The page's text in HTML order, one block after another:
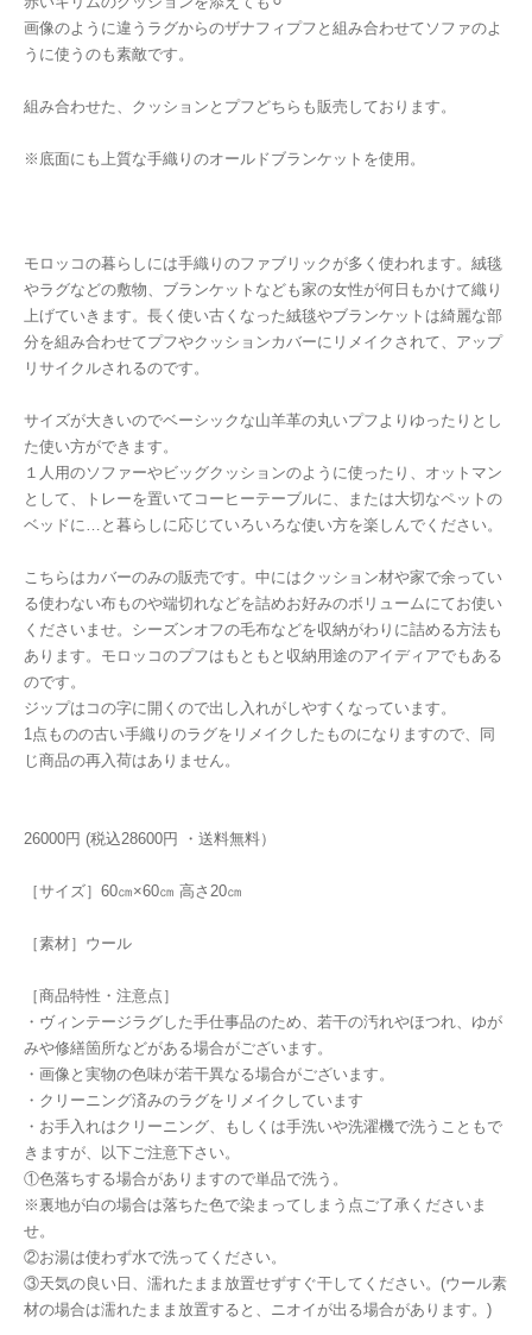
画像のように違うラグからのザナフィプフと組み合わせてソファのよ
うに使うのも素敵です。
組み合わせた、クッションとプフどちらも販売しております。
※底面にも上質な手織りのオールドブランケットを使用。
モロッコの暮らしには手織りのファブリックが多く使われます。絨毯
やラグなどの敷物、ブランケットなども家の女性が何日もかけて織り
上げていきます。長く使い古くなった絨毯やブランケットは綺麗な部
分を組み合わせてプフやクッションカバーにリメイクされて、アップ
リサイクルされるのです。
サイズが大きいのでベーシックな山羊革の丸いプフよりゆったりとし
た使い方ができます。
１人用のソファーやビッグクッションのように使ったり、オットマン
として、トレーを置いてコーヒーテーブルに、または大切なペットの
ベッドに…と暮らしに応じていろいろな使い方を楽しんでください。
こちらはカバーのみの販売です。中にはクッション材や家で余ってい
る使わない布ものや端切れなどを詰めお好みのボリュームにてお使い
くださいませ。シーズンオフの毛布などを収納がわりに詰める方法も
あります。モロッコのプフはもともと収納用途のアイディアでもある
のです。
ジップはコの字に開くので出し入れがしやすくなっています。
1点ものの古い手織りのラグをリメイクしたものになりますので、同
じ商品の再入荷はありません。
26000円 (税込28600円 ・送料無料）
［サイズ］60㎝×60㎝ 高さ20㎝
［素材］ウール
［商品特性・注意点］
・ヴィンテージラグした手仕事品のため、若干の汚れやほつれ、ゆが
みや修繕箇所などがある場合がございます。
・画像と実物の色味が若干異なる場合がございます。
・クリーニング済みのラグをリメイクしています
・お手入れはクリーニング、もしくは手洗いや洗濯機で洗うこともで
きますが、以下ご注意下さい。
①色落ちする場合がありますので単品で洗う。
※裏地が白の場合は落ちた色で染まってしまう点ご了承くださいま
せ。
②お湯は使わず水で洗ってください。
③天気の良い日、濡れたまま放置せずすぐ干してください。(ウール素
材の場合は濡れたまま放置すると、ニオイが出る場合があります。)